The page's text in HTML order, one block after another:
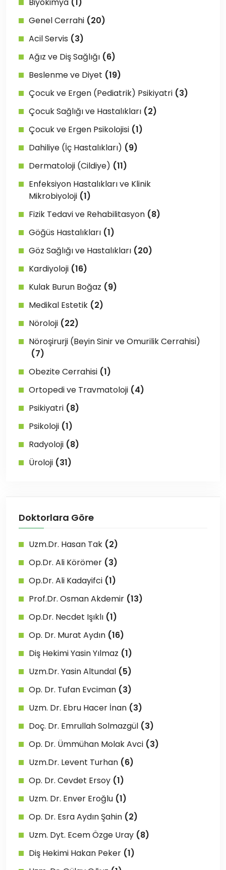
Genel Cerrahi (20)
Acil Servis (3)
Ağız ve Diş Sağlığı (6)
Beslenme ve Diyet (19)
Çocuk ve Ergen (Pediatrik) Psikiyatri (3)
Çocuk Sağlığı ve Hastalıkları (2)
Çocuk ve Ergen Psikolojisi (1)
Dahiliye (İç Hastalıkları) (9)
Dermatoloji (Cildiye) (11)
Enfeksiyon Hastalıkları ve Klinik
Mikrobiyoloji (1)
Fizik Tedavi ve Rehabilitasyon (8)
Göğüs Hastalıkları (1)
Göz Sağlığı ve Hastalıkları (20)
Kardiyoloji (16)
Kulak Burun Boğaz (9)
Medikal Estetik (2)
Nöroloji (22)
Nöroşirurji (Beyin Sinir ve Omurilik Cerrahisi)
(7)
Obezite Cerrahisi (1)
Ortopedi ve Travmatoloji (4)
Psikiyatri (8)
Psikoloji (1)
Radyoloji (8)
Üroloji (31)
Doktorlara Göre
Uzm.Dr. Hasan Tak (2)
Op.Dr. Ali Körömer (3)
Op.Dr. Ali Kadayifci (1)
Prof.Dr. Osman Akdemir (13)
Op.Dr. Necdet Işıklı (1)
Op. Dr. Murat Aydın (16)
Diş Hekimi Yasin Yılmaz (1)
Uzm.Dr. Yasin Altundal (5)
Op. Dr. Tufan Evciman (3)
Uzm. Dr. Ebru Hacer İnan (3)
Doç. Dr. Emrullah Solmazgül (3)
Op. Dr. Ümmühan Molak Avci (3)
Uzm.Dr. Levent Turhan (6)
Op. Dr. Cevdet Ersoy (1)
Uzm. Dr. Enver Eroğlu (1)
Op. Dr. Esra Aydın Şahin (2)
Uzm. Dyt. Ecem Özge Uray (8)
Diş Hekimi Hakan Peker (1)